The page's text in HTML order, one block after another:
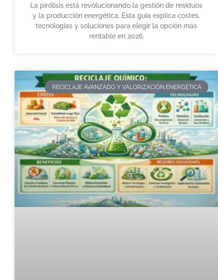
La pirólisis está revolucionando la gestión de residuos
y la producción energética. Esta guía explica costes,
tecnologías y soluciones para elegir la opción más
rentable en 2026.
RECICLAJE AVANZADO Y VALORIZACIÓN ENERGÉTICA